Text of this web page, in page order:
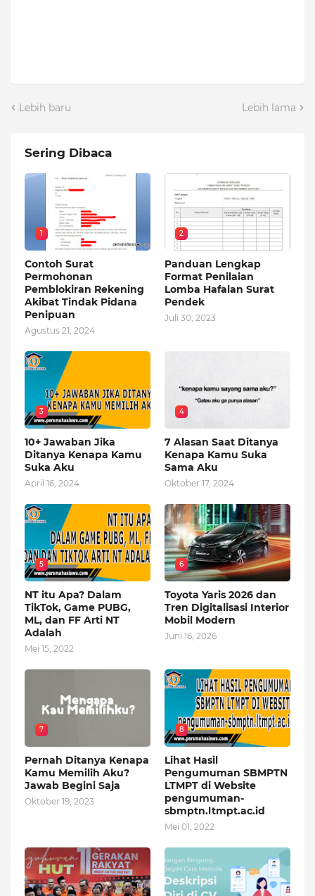
Lebih baru Lebih lama
Sering Dibaca
1
Contoh Surat
Permohonan
Pemblokiran Rekening
Akibat Tindak Pidana
Penipuan
Agustus 21, 2024
2
Panduan Lengkap
Format Penilaian
Lomba Hafalan Surat
Pendek
Juli 30, 2023
3
10+ Jawaban Jika
Ditanya Kenapa Kamu
Suka Aku
April 16, 2024
4
7 Alasan Saat Ditanya
Kenapa Kamu Suka
Sama Aku
Oktober 17, 2024
5
NT itu Apa? Dalam
TikTok, Game PUBG,
ML, dan FF Arti NT
Adalah
Mei 15, 2022
6
Toyota Yaris 2026 dan
Tren Digitalisasi Interior
Mobil Modern
Juni 16, 2026
7
Pernah Ditanya Kenapa
Kamu Memilih Aku?
Jawab Begini Saja
Oktober 19, 2023
8
Lihat Hasil
Pengumuman SBMPTN
LTMPT di Website
pengumuman-
sbmptn.ltmpt.ac.id
Mei 01, 2022